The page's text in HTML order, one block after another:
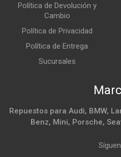
Política de Devolución y
Cambio
Política de Privacidad
Política de Entrega
Sucursales
Repuestos para Audi, BMW,
Benz, Mini, Porsche,